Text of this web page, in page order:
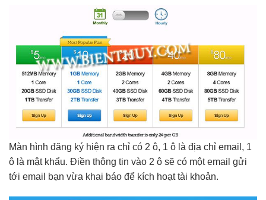
Màn hình đăng ký hiện ra chỉ có 2 ô, 1 ô là địa chỉ email, 1
ô là mật khẩu. Điền thông tin vào 2 ô sẽ có một email gửi
tới email bạn vừa khai báo để kích hoạt tài khoản.